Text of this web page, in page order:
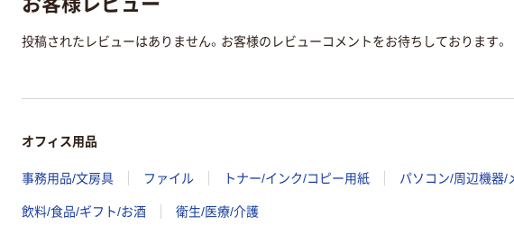
投稿されたレビューはありません。お客様のレビューコメントをお待ちしております。
オフィス用品
事務用品/文房具 ファイル トナー/インク/コピー用紙 パソコン/周辺機器/
飲料/食品/ギフト/お酒 衛生/医療/介護